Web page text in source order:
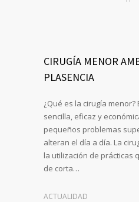
CIRUGÍA MENOR
PLASENCIA
¿Qué es la cirugía menor?
sencilla, eficaz y
pequeños problemas
alteran el día a día. La
la utilización de prácticas
de corta…
ACTUALIDAD